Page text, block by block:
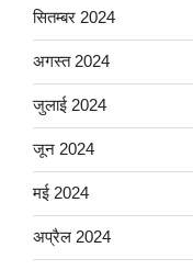
सितम्बर 2024
अगस्त 2024
जुलाई 2024
जून 2024
मई 2024
अप्रैल 2024